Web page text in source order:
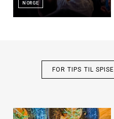
NORGE
FOR TIPS TIL